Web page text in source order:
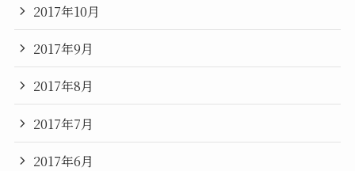
2017年10月
2017年9月
2017年8月
2017年7月
2017年6月